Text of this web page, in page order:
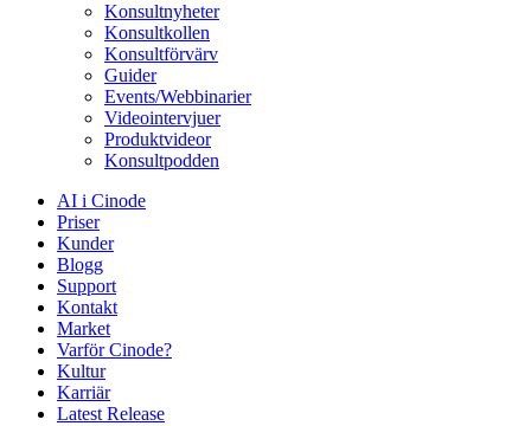
Konsultnyheter
Konsultkollen
Konsultförvärv
Guider
Events/Webbinarier
Videointervjuer
Produktvideor
Konsultpodden
AI i Cinode
Priser
Kunder
Blogg
Support
Kontakt
Market
Varför Cinode?
Kultur
Karriär
Latest Release